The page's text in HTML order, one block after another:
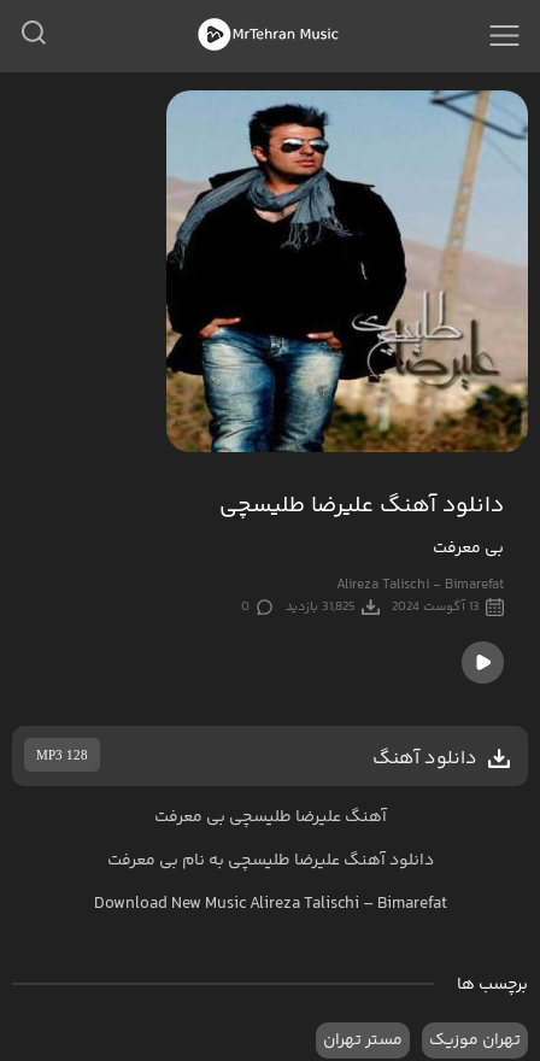
دانلود آهنگ علیرضا طلیسچی
بی معرفت
Alireza Talischi - Bimarefat
13 آگوست 2024 31,825 بازدید 0
دانلود آهنگ MP3 128
آهنگ علیرضا طلیسچی بی معرفت
دانلود آهنگ علیرضا طلیسچی به نام بی معرفت
Download New MusicAlireza Talischi – Bimarefat
برچسب ها
تهران موزیک مستر تهران